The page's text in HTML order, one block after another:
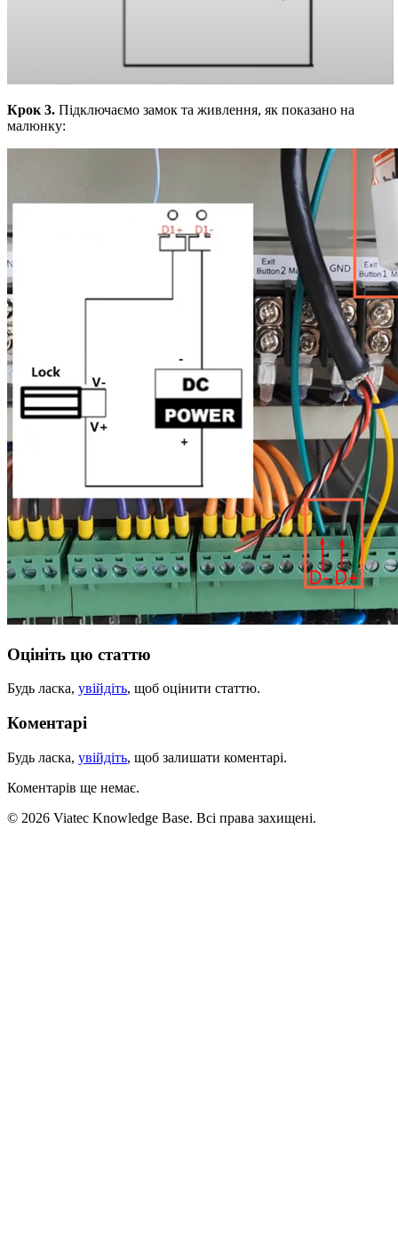
Крок 3. Підключаємо замок та живлення, як показано на
малюнку:
Оцініть цю статтю
Будь ласка, увійдіть, щоб оцінити статтю.
Коментарі
Будь ласка, увійдіть, щоб залишати коментарі.
Коментарів ще немає.
© 2026 Viatec Knowledge Base. Всі права захищені.